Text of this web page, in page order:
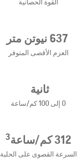
القوة الحصانية
العزم الأقصى المتوفر
ثانية
0 إلى 100 كم/ساعة
312 كم/ساعة 3
السرعة القصوى على الحلبة